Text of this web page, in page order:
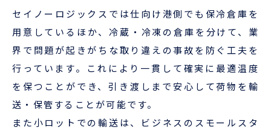
セイノーロジックスでは仕向け港側でも保冷倉庫を
用意しているほか、冷蔵・冷凍の倉庫を分けて、 業
界で問題が起きがちな取り違えの事故を防ぐ工夫を
行っています。これにより一貫して確実に最適温度
を保つことができ、引き渡しまで安心して荷物を輸
送・保管することが可能です。
また小ロットでの輸送は、ビジネスのスモールスタ